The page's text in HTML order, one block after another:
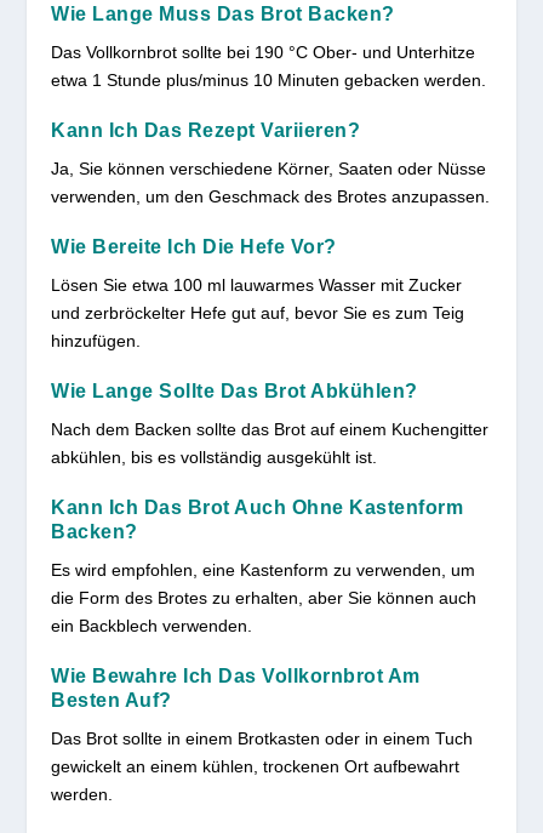
Wie Lange Muss Das Brot Backen?
Das Vollkornbrot sollte bei 190 °C Ober- und Unterhitze
etwa 1 Stunde plus/minus 10 Minuten gebacken werden.
Kann Ich Das Rezept Variieren?
Ja, Sie können verschiedene Körner, Saaten oder Nüsse
verwenden, um den Geschmack des Brotes anzupassen.
Wie Bereite Ich Die Hefe Vor?
Lösen Sie etwa 100 ml lauwarmes Wasser mit Zucker
und zerbröckelter Hefe gut auf, bevor Sie es zum Teig
hinzufügen.
Wie Lange Sollte Das Brot Abkühlen?
Nach dem Backen sollte das Brot auf einem Kuchengitter
abkühlen, bis es vollständig ausgekühlt ist.
Kann Ich Das Brot Auch Ohne Kastenform
Backen?
Es wird empfohlen, eine Kastenform zu verwenden, um
die Form des Brotes zu erhalten, aber Sie können auch
ein Backblech verwenden.
Wie Bewahre Ich Das Vollkornbrot Am
Besten Auf?
Das Brot sollte in einem Brotkasten oder in einem Tuch
gewickelt an einem kühlen, trockenen Ort aufbewahrt
werden.